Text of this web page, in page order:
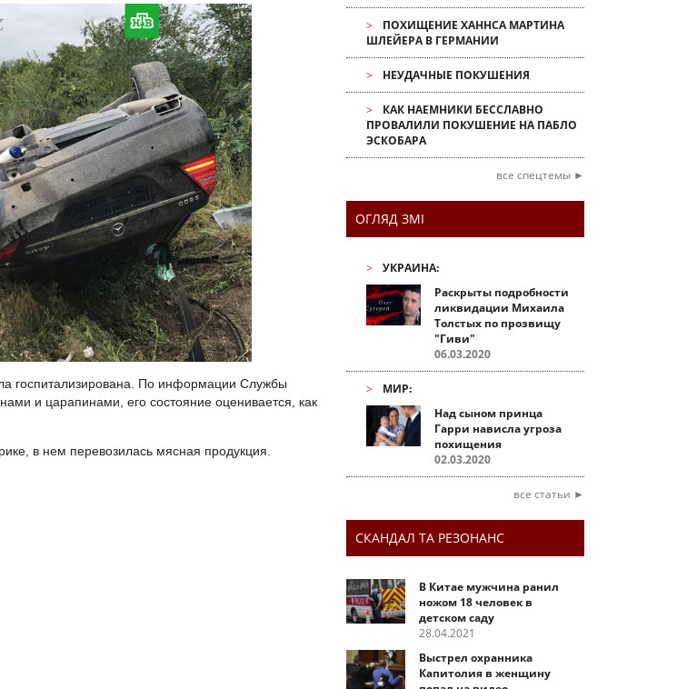
госпитализирована. По информации Службы
и царапинами, его состояние оценивается, как
в нем перевозилась мясная продукция.
ПОХИЩЕНИЕ ХАННСА МАРТИНА
ШЛЕЙЕРА В ГЕРМАНИИ
НЕУДАЧНЫЕ ПОКУШЕНИЯ
КАК НАЕМНИКИ БЕССЛАВНО
ПРОВАЛИЛИ ПОКУШЕНИЕ НА ПАБЛО
ЭСКОБАРА
все спецтемы ►
ОГЛЯД ЗМІ
УКРАИНА:
Раскрыты подробности
ликвидации Михаила
Толстых по прозвищу
"Гиви"
06.03.2020
МИР:
Над сыном принца
Гарри нависла угроза
похищения
02.03.2020
все статьи ►
СКАНДАЛ ТА РЕЗОНАНС
В Китае мужчина ранил
ножом 18 человек в
детском саду
28.04.2021
Выстрел охранника
Капитолия в женщину